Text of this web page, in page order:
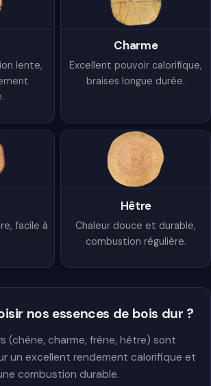
lente,
Charme
Excellent pouvoir calorifique,
braises longue durée.
facile à
Hêtre
Chaleur douce et durable,
combustion régulière.
nos essences de bois dur ?
(chêne, charme, frêne, hêtre) sont
un excellent rendement calorifique et
combustion durable.